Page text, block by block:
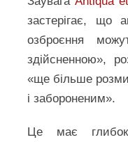
застерігає, що
озброєння
здійсненною»,
«ще більше
і забороненим».
Це має